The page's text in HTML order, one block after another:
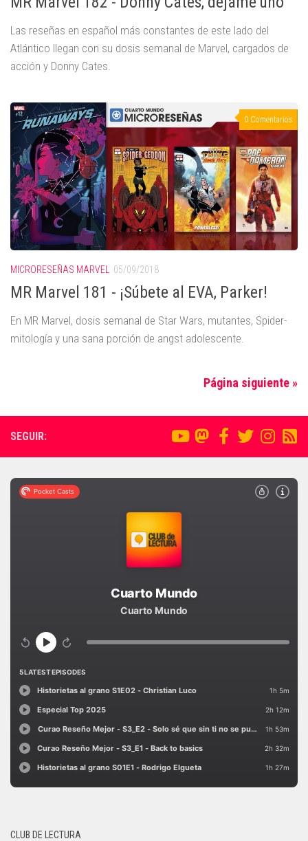
Las reseñas en español más constantes de este lado del
Atlántico llegan con su dosis semanal de Marvel, cargados de
acción y Donny Cates.
0 Comentarios
MICRORESEÑAS MARVEL 05/09/2018
MR Marvel 181 - ¡Súbete al EVA, Parker!
En MR Marvel, dosis semanal de Star Wars, mutantes, Spider-
mitología y una sana porción de angst adolescente.
Página siguiente »
SEGUIR:
CLUB DE LECTURA